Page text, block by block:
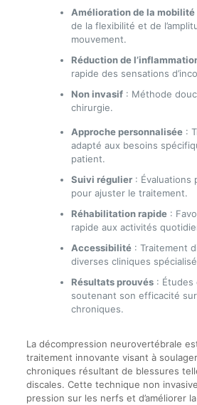
Amélioration de la mobilité
de la flexibilité et de
mouvement.
Réduction de
rapide des sensations
Non invasif: Méthode
chirurgie.
Approche personnalisée:
adapté aux besoins
patient.
Suivi régulier: Évaluations
pour ajuster le traitement.
Réhabilitation rapide:
rapide aux activités
Accessibilité: Traitement
diverses cliniques
Résultats prouvés: Études
soutenant son efficacité
chroniques.
La décompression neurovertébrale
traitement innovante visant à
chroniques résultant de blessures
discales. Cette technique non
pression sur les nerfs et d’améliorer